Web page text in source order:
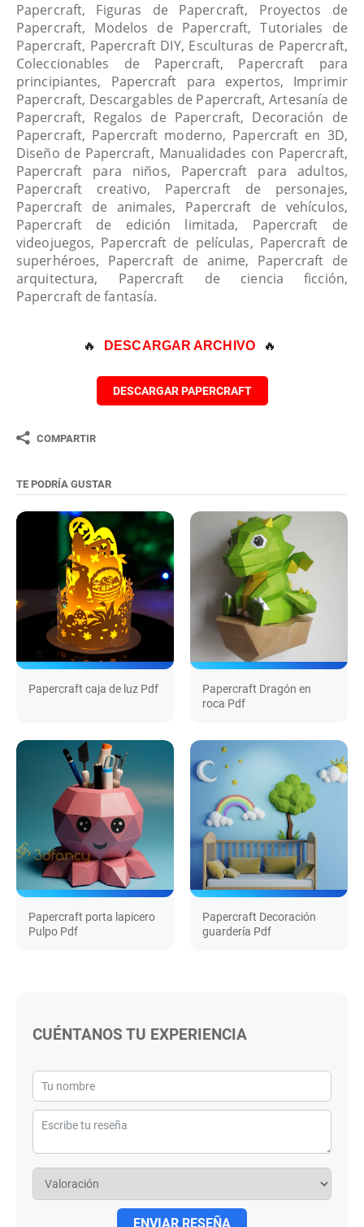
Papercraft, Figuras de Papercraft, Proyectos de
Papercraft, Modelos de Papercraft, Tutoriales de
Papercraft, Papercraft DIY, Esculturas de Papercraft,
Coleccionables de Papercraft, Papercraft para
principiantes, Papercraft para expertos, Imprimir
Papercraft, Descargables de Papercraft, Artesanía de
Papercraft, Regalos de Papercraft, Decoración de
Papercraft, Papercraft moderno, Papercraft en 3D,
Diseño de Papercraft, Manualidades con Papercraft,
Papercraft para niños, Papercraft para adultos,
Papercraft creativo, Papercraft de personajes,
Papercraft de animales, Papercraft de vehículos,
Papercraft de edición limitada, Papercraft de
videojuegos, Papercraft de películas, Papercraft de
superhéroes, Papercraft de anime, Papercraft de
arquitectura, Papercraft de ciencia ficción,
Papercraft de fantasía.
🔥 DESCARGAR ARCHIVO 🔥
DESCARGAR PAPERCRAFT
COMPARTIR
TE PODRÍA GUSTAR
Papercraft caja de luz Pdf
Papercraft Dragón en
roca Pdf
Papercraft porta lapicero
Pulpo Pdf
Papercraft Decoración
guardería Pdf
CUÉNTANOS TU EXPERIENCIA
ENVIAR RESEÑA